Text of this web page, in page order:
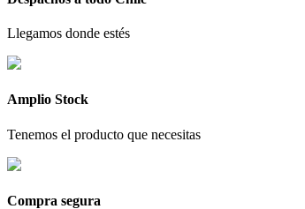
Llegamos donde estés
Amplio Stock
Tenemos el producto que necesitas
Compra segura